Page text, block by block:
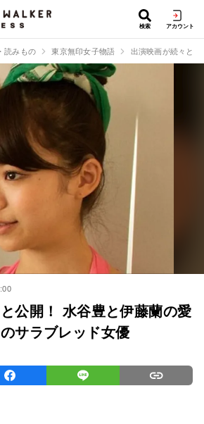
検索 アカウント
読みもの 東京無印女子物語 出演映画が続々と
公開！ 水谷豊と伊藤蘭の愛
サラブレッド女優